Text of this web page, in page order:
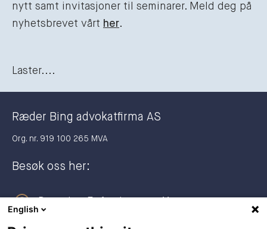
nytt samt invitasjoner til seminarer. Meld deg på
nyhetsbrevet vårt her.
Laster....
Ræder Bing advokatfirma AS
Org. nr. 919 100 265 MVA
Besøk oss her:
English